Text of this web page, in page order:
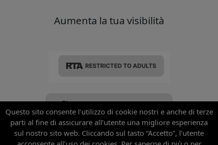
Questo sito consente l’utilizzo di cookie nostri e anche di terze
parti al fine di assicurare all’utente una migliore esperienza
sul nostro sito web. Cliccando sul tasto “Accetto”, l’utente
Aumenta la tua visibilità
© 2025 Linkzio. Tutti i diritti riservati.